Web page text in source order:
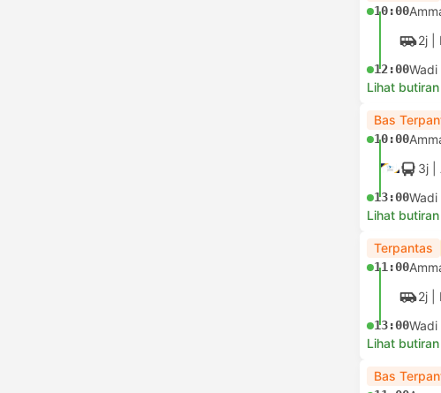
10:00
2j |
12:00Wadi
Lihat butiran
Bas
10:00
3j
13:00Wadi
Lihat butiran
Terpantas
11:00
2j |
13:00Wadi
Lihat butiran
Bas